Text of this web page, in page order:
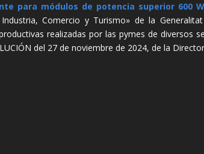
para módulos de potencia superior 600
Industria, Comercio y Turismo» de la
realizadas por las pymes de diversos
del 27 de noviembre de 2024, de la